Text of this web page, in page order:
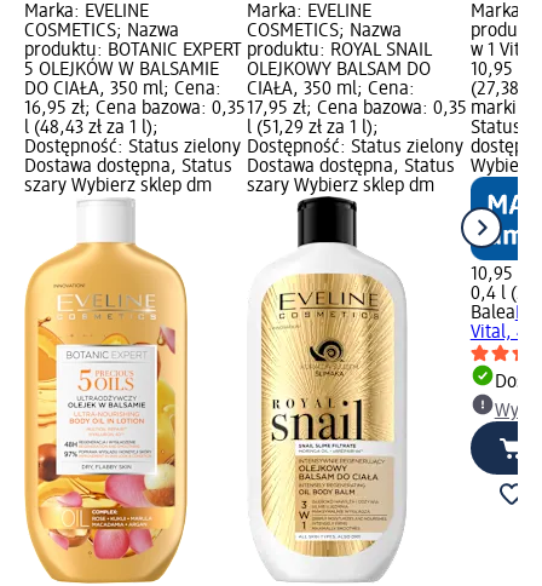
Marka: EVELINE
COSMETICS; Nazwa
produktu: BOTANIC EXPERT
5 OLEJKÓW W BALSAMIE
DO CIAŁA, 350 ml; Cena:
16,95 zł; Cena bazowa: 0,35
l (48,43 zł za 1 l);
Dostępność: Status zielony
Dostawa dostępna, Status
szary Wybierz sklep dm
Marka: EVELINE
COSMETICS; Nazwa
produktu: ROYAL SNAIL
OLEJKOWY BALSAM DO
CIAŁA, 350 ml; Cena:
17,95 zł; Cena bazowa: 0,35
l (51,29 zł za 1 l);
Dostępność: Status zielony
Dostawa dostępna, Status
szary Wybierz sklep dm
Marka:
w 1
10,95
(27,38
marki
Status
Wybierz
10,95 zł
0,4 l
Balea
Vital,